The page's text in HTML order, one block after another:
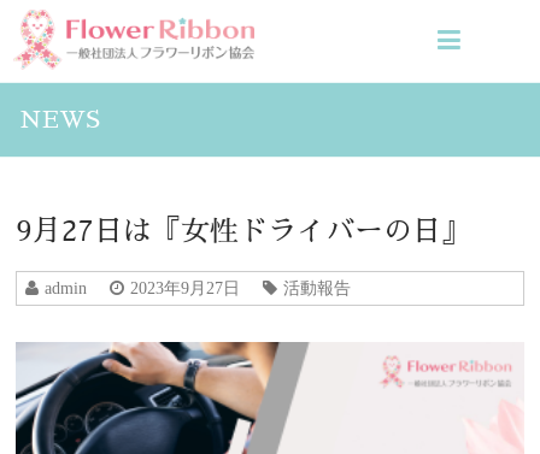
NEWS
9月27日は『女性ドライバーの日』
admin 2023年9月27日 活動報告